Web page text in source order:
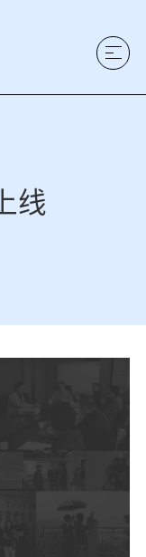
线